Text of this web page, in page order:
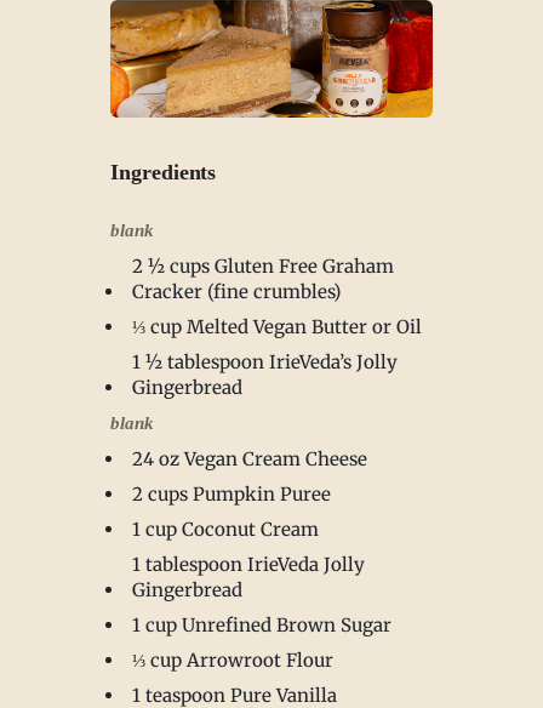
Ingredients
blank
2 ½ cups Gluten Free Graham
Cracker (fine crumbles)
⅓ cup Melted Vegan Butter or Oil
1 ½ tablespoon IrieVeda’s Jolly
Gingerbread
blank
24 oz Vegan Cream Cheese
2 cups Pumpkin Puree
1 cup Coconut Cream
1 tablespoon IrieVeda Jolly
Gingerbread
1 cup Unrefined Brown Sugar
⅓ cup Arrowroot Flour
1 teaspoon Pure Vanilla